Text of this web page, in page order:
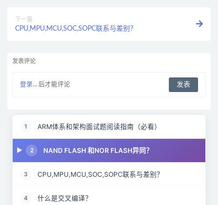
下一篇
CPU,MPU,MCU,SOC,SOPC联系与差别？
发表评论
登录... 后才能评论
1 ARM体系和架构面试题阅读指南（必看）
2 NAND FLASH 和NOR FLASH异同？
3 CPU,MPU,MCU,SOC,SOPC联系与差别？
4 什么是交叉编译？